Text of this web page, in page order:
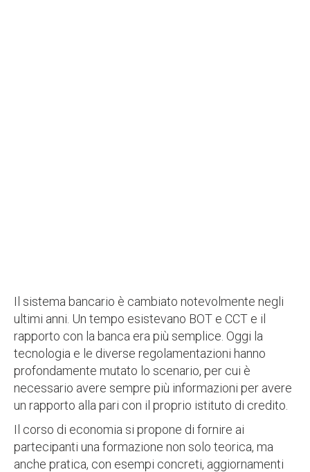
Il sistema bancario è cambiato notevolmente negli
ultimi anni. Un tempo esistevano BOT e CCT e il
rapporto con la banca era più semplice. Oggi la
tecnologia e le diverse regolamentazioni hanno
profondamente mutato lo scenario, per cui è
necessario avere sempre più informazioni per avere
un rapporto alla pari con il proprio istituto di credito.
Il corso di economia si propone di fornire ai
partecipanti una formazione non solo teorica, ma
anche pratica, con esempi concreti, aggiornamenti